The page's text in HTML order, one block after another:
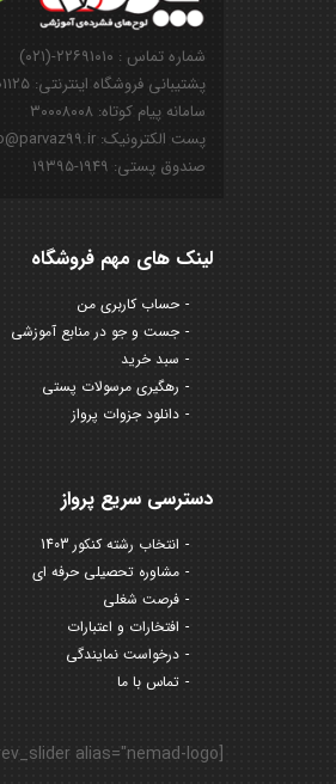
شماره تماس : ۲۲۶۹۱۰۱۰-(۰۲۱)
پشتیبانی فروشگاه اینترنتی: ۰۹۱۲۸۵۰۱۱۲۵
سامانه پیام کوتاه: ۳۰۰۰۸۰۰۸
پست الکترونیک: info@parvaz99.ir
صندوق پستی: ۱۹۴۹-۱۹۳۹۵
لینک های مهم فروشگاه
حساب کاربری من
جست و جو در منابع آموزشی
سبد خرید
رهگیری مرسولات پستی
دانلود جزوات پرواز
دسترسی سریع پرواز
انتخاب رشته کنکور 1403
مشاوره تحصیلی حرفه ای
فرصت شغلی
افتخارات و اعتبارات
درخواست نمایندگی
تماس با ما
[rev_slider alias="nemad-logo"]